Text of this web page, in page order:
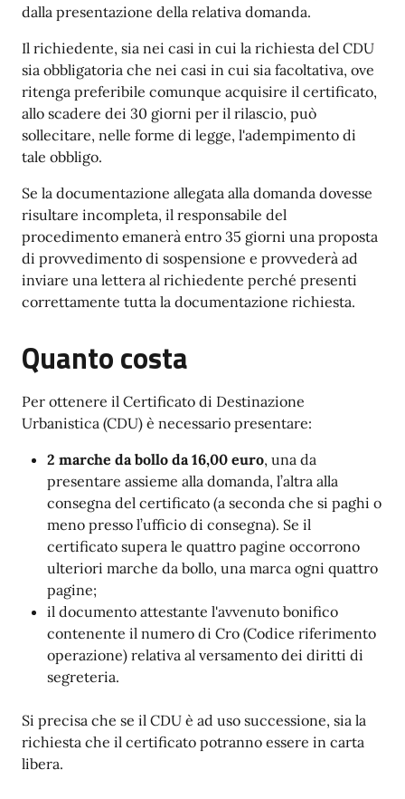
dalla presentazione della relativa domanda.
Il richiedente, sia nei casi in cui la richiesta del CDU
sia obbligatoria che nei casi in cui sia facoltativa, ove
ritenga preferibile comunque acquisire il certificato,
allo scadere dei 30 giorni per il rilascio, può
sollecitare, nelle forme di legge, l'adempimento di
tale obbligo.
Se la documentazione allegata alla domanda dovesse
risultare incompleta, il responsabile del
procedimento emanerà entro 35 giorni una proposta
di provvedimento di sospensione e provvederà ad
inviare una lettera al richiedente perché presenti
correttamente tutta la documentazione richiesta.
Quanto costa
Per ottenere il Certificato di Destinazione
Urbanistica (CDU) è necessario presentare:
2 marche da bollo da 16,00 euro, una da
presentare assieme alla domanda, l’altra alla
consegna del certificato (a seconda che si paghi o
meno presso l’ufficio di consegna). Se il
certificato supera le quattro pagine occorrono
ulteriori marche da bollo, una marca ogni quattro
pagine;
il documento attestante l'avvenuto bonifico
contenente il numero di Cro (Codice riferimento
operazione) relativa al versamento dei diritti di
segreteria.
Si precisa che se il CDU è ad uso successione, sia la
richiesta che il certificato potranno essere in carta
libera.